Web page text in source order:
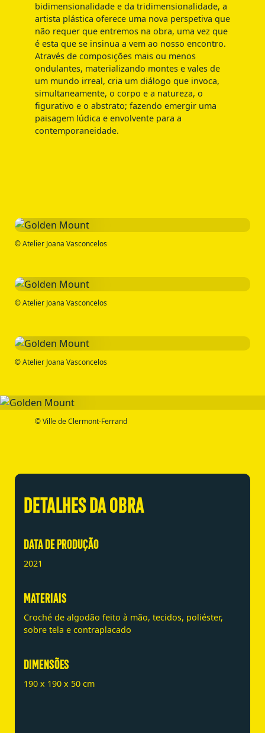
bidimensionalidade e da tridimensionalidade, a
artista plástica oferece uma nova perspetiva que
não requer que entremos na obra, uma vez que
é esta que se insinua a vem ao nosso encontro.
Através de composições mais ou menos
ondulantes, materializando montes e vales de
um mundo irreal, cria um diálogo que invoca,
simultaneamente, o corpo e a natureza, o
figurativo e o abstrato; fazendo emergir uma
paisagem lúdica e envolvente para a
contemporaneidade.
© Atelier Joana Vasconcelos
© Atelier Joana Vasconcelos
© Atelier Joana Vasconcelos
© Ville de Clermont-Ferrand
DETALHES DA OBRA
DATA DE PRODUÇÃO
2021
MATERIAIS
Croché de algodão feito à mão, tecidos, poliéster,
sobre tela e contraplacado
DIMENSÕES
190 x 190 x 50 cm